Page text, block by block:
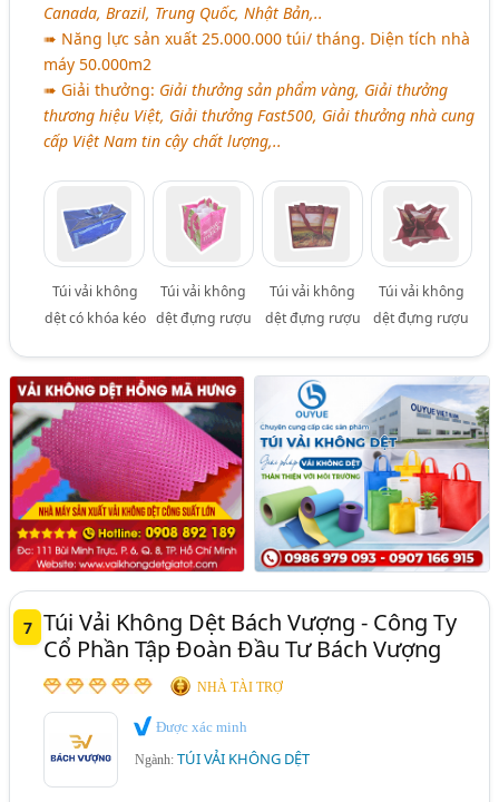
Canada, Brazil, Trung Quốc, Nhật Bản,..
➠ Năng lực sản xuất 25.000.000 túi/ tháng. Diện tích nhà
máy 50.000m2
➠ Giải thưởng: Giải thưởng sản phẩm vàng, Giải thưởng
thương hiệu Việt, Giải thưởng Fast500, Giải thưởng nhà cung
cấp Việt Nam tin cậy chất lượng,..
Túi vải không
dệt có khóa kéo
Túi vải không
dệt đựng rượu
Túi vải không
dệt đựng rượu
Túi vải không
dệt đựng rượu
7 Túi Vải Không Dệt Bách Vượng - Công Ty
Cổ Phần Tập Đoàn Đầu Tư Bách Vượng
NHÀ TÀI TRỢ
Được xác minh
Ngành:TÚI VẢI KHÔNG DỆT